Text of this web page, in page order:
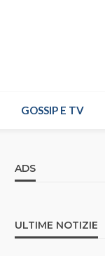
GOSSIP E TV
ADS
ULTIME NOTIZIE